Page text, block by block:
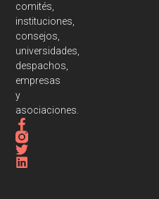
comités,
instituciones,
consejos,
universidades,
despachos,
empresas
y
asociaciones.